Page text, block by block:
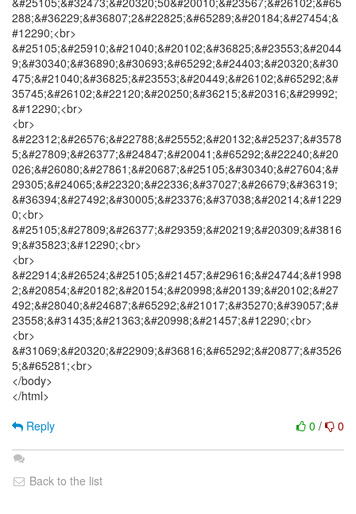
288;&#36229;&#36807;2&#22825;&#65289;&#20184;&#27454;&
#12290;<br>
&#25105;&#25910;&#21040;&#20102;&#36825;&#23553;&#2044
9;&#30340;&#36890;&#30693;&#65292;&#24403;&#20320;&#30
475;&#21040;&#36825;&#23553;&#20449;&#26102;&#65292;&#
35745;&#26102;&#22120;&#20250;&#36215;&#20316;&#29992;
&#12290;<br>
<br>
&#22312;&#26576;&#22788;&#25552;&#20132;&#25237;&#3578
5;&#27809;&#26377;&#24847;&#20041;&#65292;&#22240;&#20
026;&#26080;&#27861;&#20687;&#25105;&#30340;&#27604;&#
29305;&#24065;&#22320;&#22336;&#37027;&#26679;&#36319;
&#36394;&#27492;&#30005;&#23376;&#37038;&#20214;&#1229
0;<br>
&#25105;&#27809;&#26377;&#29359;&#20219;&#20309;&#3816
9;&#35823;&#12290;<br>
<br>
&#22914;&#26524;&#25105;&#21457;&#29616;&#24744;&#1998
2;&#20854;&#20182;&#20154;&#20998;&#20139;&#20102;&#27
492;&#28040;&#24687;&#65292;&#21017;&#35270;&#39057;&#
23558;&#31435;&#21363;&#20998;&#21457;&#12290;<br>
<br>
&#31069;&#20320;&#22909;&#36816;&#65292;&#20877;&#3526
5;&#65281;<br>
</body>
</html>
0 / 0
Reply
Back to the list